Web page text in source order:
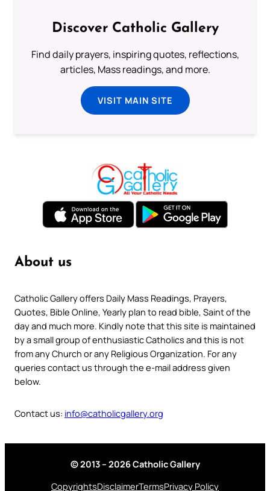
Discover Catholic Gallery
Find daily prayers, inspiring quotes, reflections,
articles, Mass readings, and more.
VISIT MAIN SITE
About us
Catholic Gallery offers Daily Mass Readings, Prayers,
Quotes, Bible Online, Yearly plan to read bible, Saint of the
day and much more. Kindly note that this site is maintained
by a small group of enthusiastic Catholics and this is not
from any Church or any Religious Organization. For any
queries contact us through the e-mail address given
below.
Contact us: info@catholicgallery.org
© 2013 – 2026 Catholic Gallery
CopyrightsDisclaimerTermsPrivacy Policy